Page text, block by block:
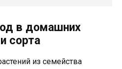
в домашних
сорта
из семейства